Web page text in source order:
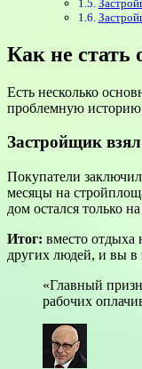
Как не
Есть несколько
проблемную историю,
Застройщик
Покупатели
месяцы на
дом остался только
Итог: вместо отдыха
других людей, и вы в
«Главный
рабочих